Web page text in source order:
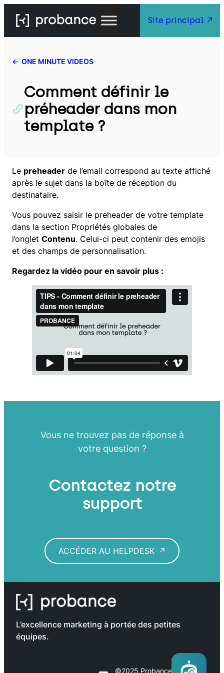
Site principal
ONE MINUTE VIDEOS
Comment définir le
préheader dans mon
template ?
Le preheader de l’email correspond au texte affiché
après le sujet dans la boîte de réception du
destinataire.
Vous pouvez saisir le preheader de votre template
dans la section Propriétés globales de
l’onglet Contenu. Celui-ci peut contenir des emojis
et des champs de personnalisation.
Regardez la vidéo pour en savoir plus :
Vous ne trouvez pas de réponse à
votre question ?
Contactez notre
support
ACCÉDER AU HELPDESK
L’excellence marketing à portée des petites
équipes.
©2025 Probance.